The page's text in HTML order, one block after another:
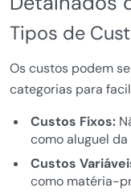
Tipos de
Os custos podem
categorias para
Custos Fixos:
como aluguel
Custos
como matéria-